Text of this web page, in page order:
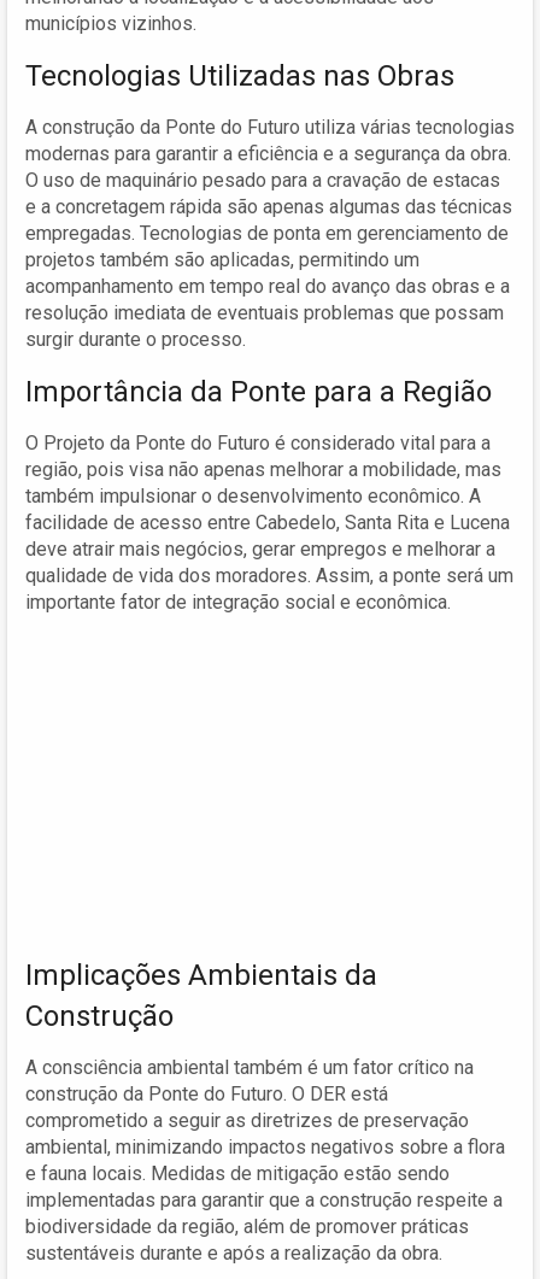
municípios vizinhos.
Tecnologias Utilizadas nas Obras
A construção da Ponte do Futuro utiliza várias tecnologias
modernas para garantir a eficiência e a segurança da obra.
O uso de maquinário pesado para a cravação de estacas
e a concretagem rápida são apenas algumas das técnicas
empregadas. Tecnologias de ponta em gerenciamento de
projetos também são aplicadas, permitindo um
acompanhamento em tempo real do avanço das obras e a
resolução imediata de eventuais problemas que possam
surgir durante o processo.
Importância da Ponte para a Região
O Projeto da Ponte do Futuro é considerado vital para a
região, pois visa não apenas melhorar a mobilidade, mas
também impulsionar o desenvolvimento econômico. A
facilidade de acesso entre Cabedelo, Santa Rita e Lucena
deve atrair mais negócios, gerar empregos e melhorar a
qualidade de vida dos moradores. Assim, a ponte será um
importante fator de integração social e econômica.
Implicações Ambientais da
Construção
A consciência ambiental também é um fator crítico na
construção da Ponte do Futuro. O DER está
comprometido a seguir as diretrizes de preservação
ambiental, minimizando impactos negativos sobre a flora
e fauna locais. Medidas de mitigação estão sendo
implementadas para garantir que a construção respeite a
biodiversidade da região, além de promover práticas
sustentáveis durante e após a realização da obra.